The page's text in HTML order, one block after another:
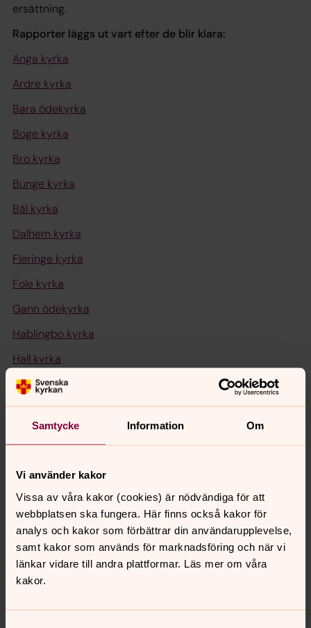
Samtycke Information Om
Vi använder kakor
Vissa av våra kakor (cookies) är nödvändiga för att
webbplatsen ska fungera. Här finns också kakor för
analys och kakor som förbättrar din användarupplevelse,
samt kakor som används för marknadsföring och när vi
länkar vidare till andra plattformar. Läs mer om våra
kakor.
ersättning.
Rapporter läggs ut vart efter de blir klara:
Anga kyrka
Ardre kyrka
Bara ödekyrka
Boge kyrka
Bro kyrka
Bunge kyrka
Bäl kyrka
Dalhem kyrka
Fleringe kyrka
Fole kyrka
Gann ödekyrka
Hablingbo kyrka
Hall kyrka
Hallshuks kapell
Hamnkyrkan i Klintehamn
Hangvar kyrka
Hellvi kyrka
Hörsne kyrka
Källunge kyrka
Lokrume kyrka
Lojsta kyrka
Lummelunda kyrka